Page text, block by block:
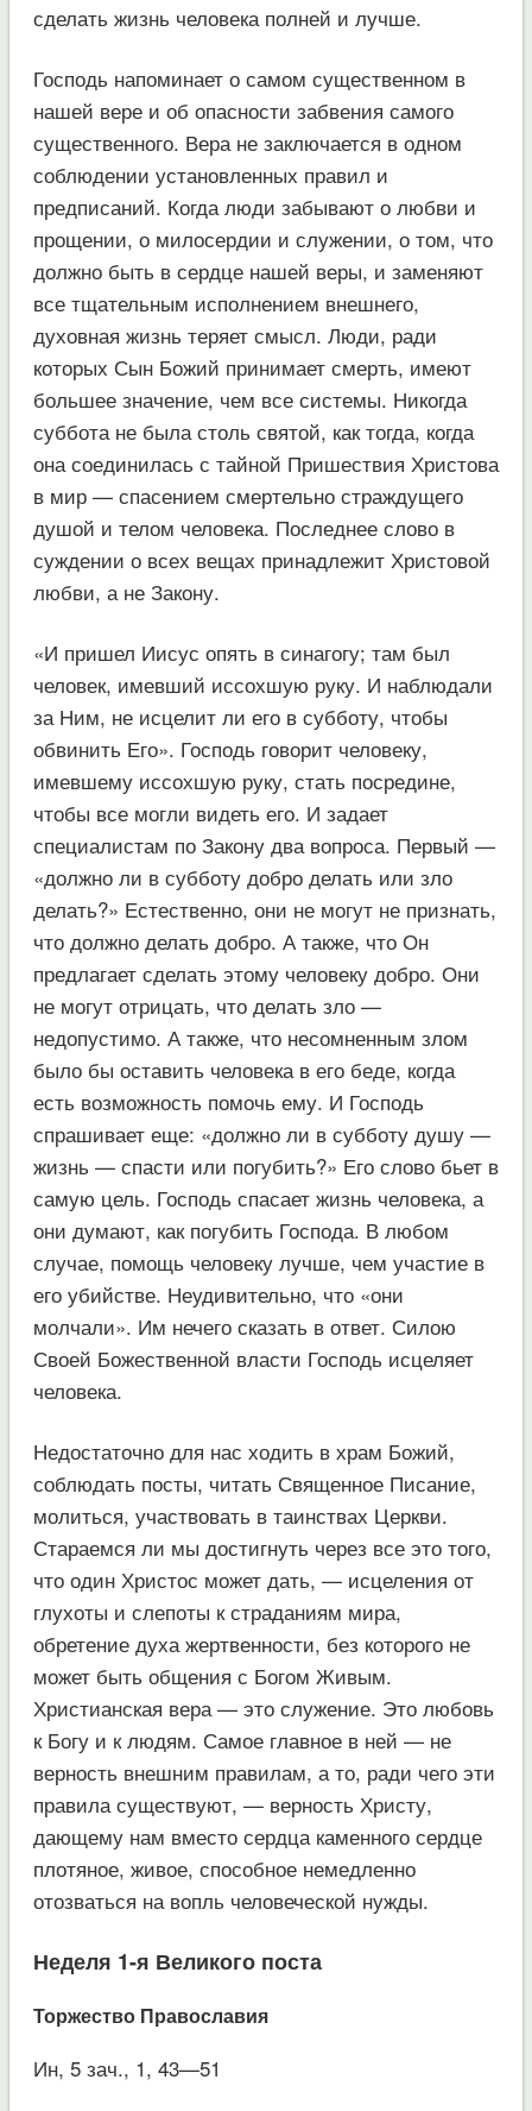
сделать жизнь человека полней и лучше.
Господь напоминает о самом существенном в
нашей вере и об опасности забвения самого
существенного. Вера не заключается в одном
соблюдении установленных правил и
предписаний. Когда люди забывают о любви и
прощении, о милосердии и служении, о том, что
должно быть в сердце нашей веры, и заменяют
все тщательным исполнением внешнего,
духовная жизнь теряет смысл. Люди, ради
которых Сын Божий принимает смерть, имеют
большее значение, чем все системы. Никогда
суббота не была столь святой, как тогда, когда
она соединилась с тайной Пришествия Христова
в мир — спасением смертельно страждущего
душой и телом человека. Последнее слово в
суждении о всех вещах принадлежит Христовой
любви, а не Закону.
«И пришел Иисус опять в синагогу; там был
человек, имевший иссохшую руку. И наблюдали
за Ним, не исцелит ли его в субботу, чтобы
обвинить Его». Господь говорит человеку,
имевшему иссохшую руку, стать посредине,
чтобы все могли видеть его. И задает
специалистам по Закону два вопроса. Первый —
«должно ли в субботу добро делать или зло
делать?» Естественно, они не могут не признать,
что должно делать добро. А также, что Он
предлагает сделать этому человеку добро. Они
не могут отрицать, что делать зло —
недопустимо. А также, что несомненным злом
было бы оставить человека в его беде, когда
есть возможность помочь ему. И Господь
спрашивает еще: «должно ли в субботу душу —
жизнь — спасти или погубить?» Его слово бьет в
самую цель. Господь спасает жизнь человека, а
они думают, как погубить Господа. В любом
случае, помощь человеку лучше, чем участие в
его убийстве. Неудивительно, что «они
молчали». Им нечего сказать в ответ. Силою
Своей Божественной власти Господь исцеляет
человека.
Недостаточно для нас ходить в храм Божий,
соблюдать посты, читать Священное Писание,
молиться, участвовать в таинствах Церкви.
Стараемся ли мы достигнуть через все это того,
что один Христос может дать, — исцеления от
глухоты и слепоты к страданиям мира,
обретение духа жертвенности, без которого не
может быть общения с Богом Живым.
Христианская вера — это служение. Это любовь
к Богу и к людям. Самое главное в ней — не
верность внешним правилам, а то, ради чего эти
правила существуют, — верность Христу,
дающему нам вместо сердца каменного сердце
плотяное, живое, способное немедленно
отозваться на вопль человеческой нужды.
Неделя 1-я Великого поста
Торжество Православия
Ин, 5 зач., 1, 43—51